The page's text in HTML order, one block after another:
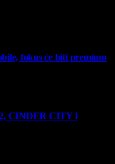
fokus će biti premium
2, CINDER CITY i